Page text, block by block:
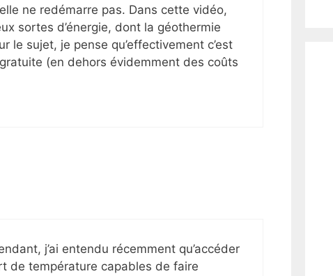
ne redémarre pas. Dans cette vidéo,
sortes d’énergie, dont la géothermie
le sujet, je pense qu’effectivement c’est
(en dehors évidemment des coûts
j’ai entendu récemment qu’accéder
de température capables de faire